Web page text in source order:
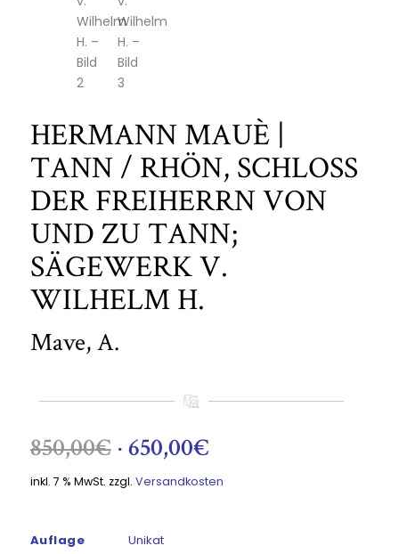
HERMANN MAUÈ |
TANN / RHÖN, SCHLOSS D
ER FREIHERRN VON U
ND ZU TANN; S
ÄGEWERK V. W
ILHELM H.
Mave, A.
850,00€ Ursprünglicher
Preis
war:
650,00€Aktueller
Preis
ist:
inkl. 7 % MwSt. zzgl. Versandkosten
Auflage Unikat